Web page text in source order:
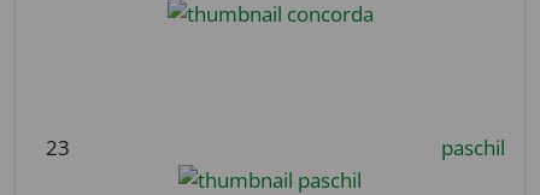
23 paschil